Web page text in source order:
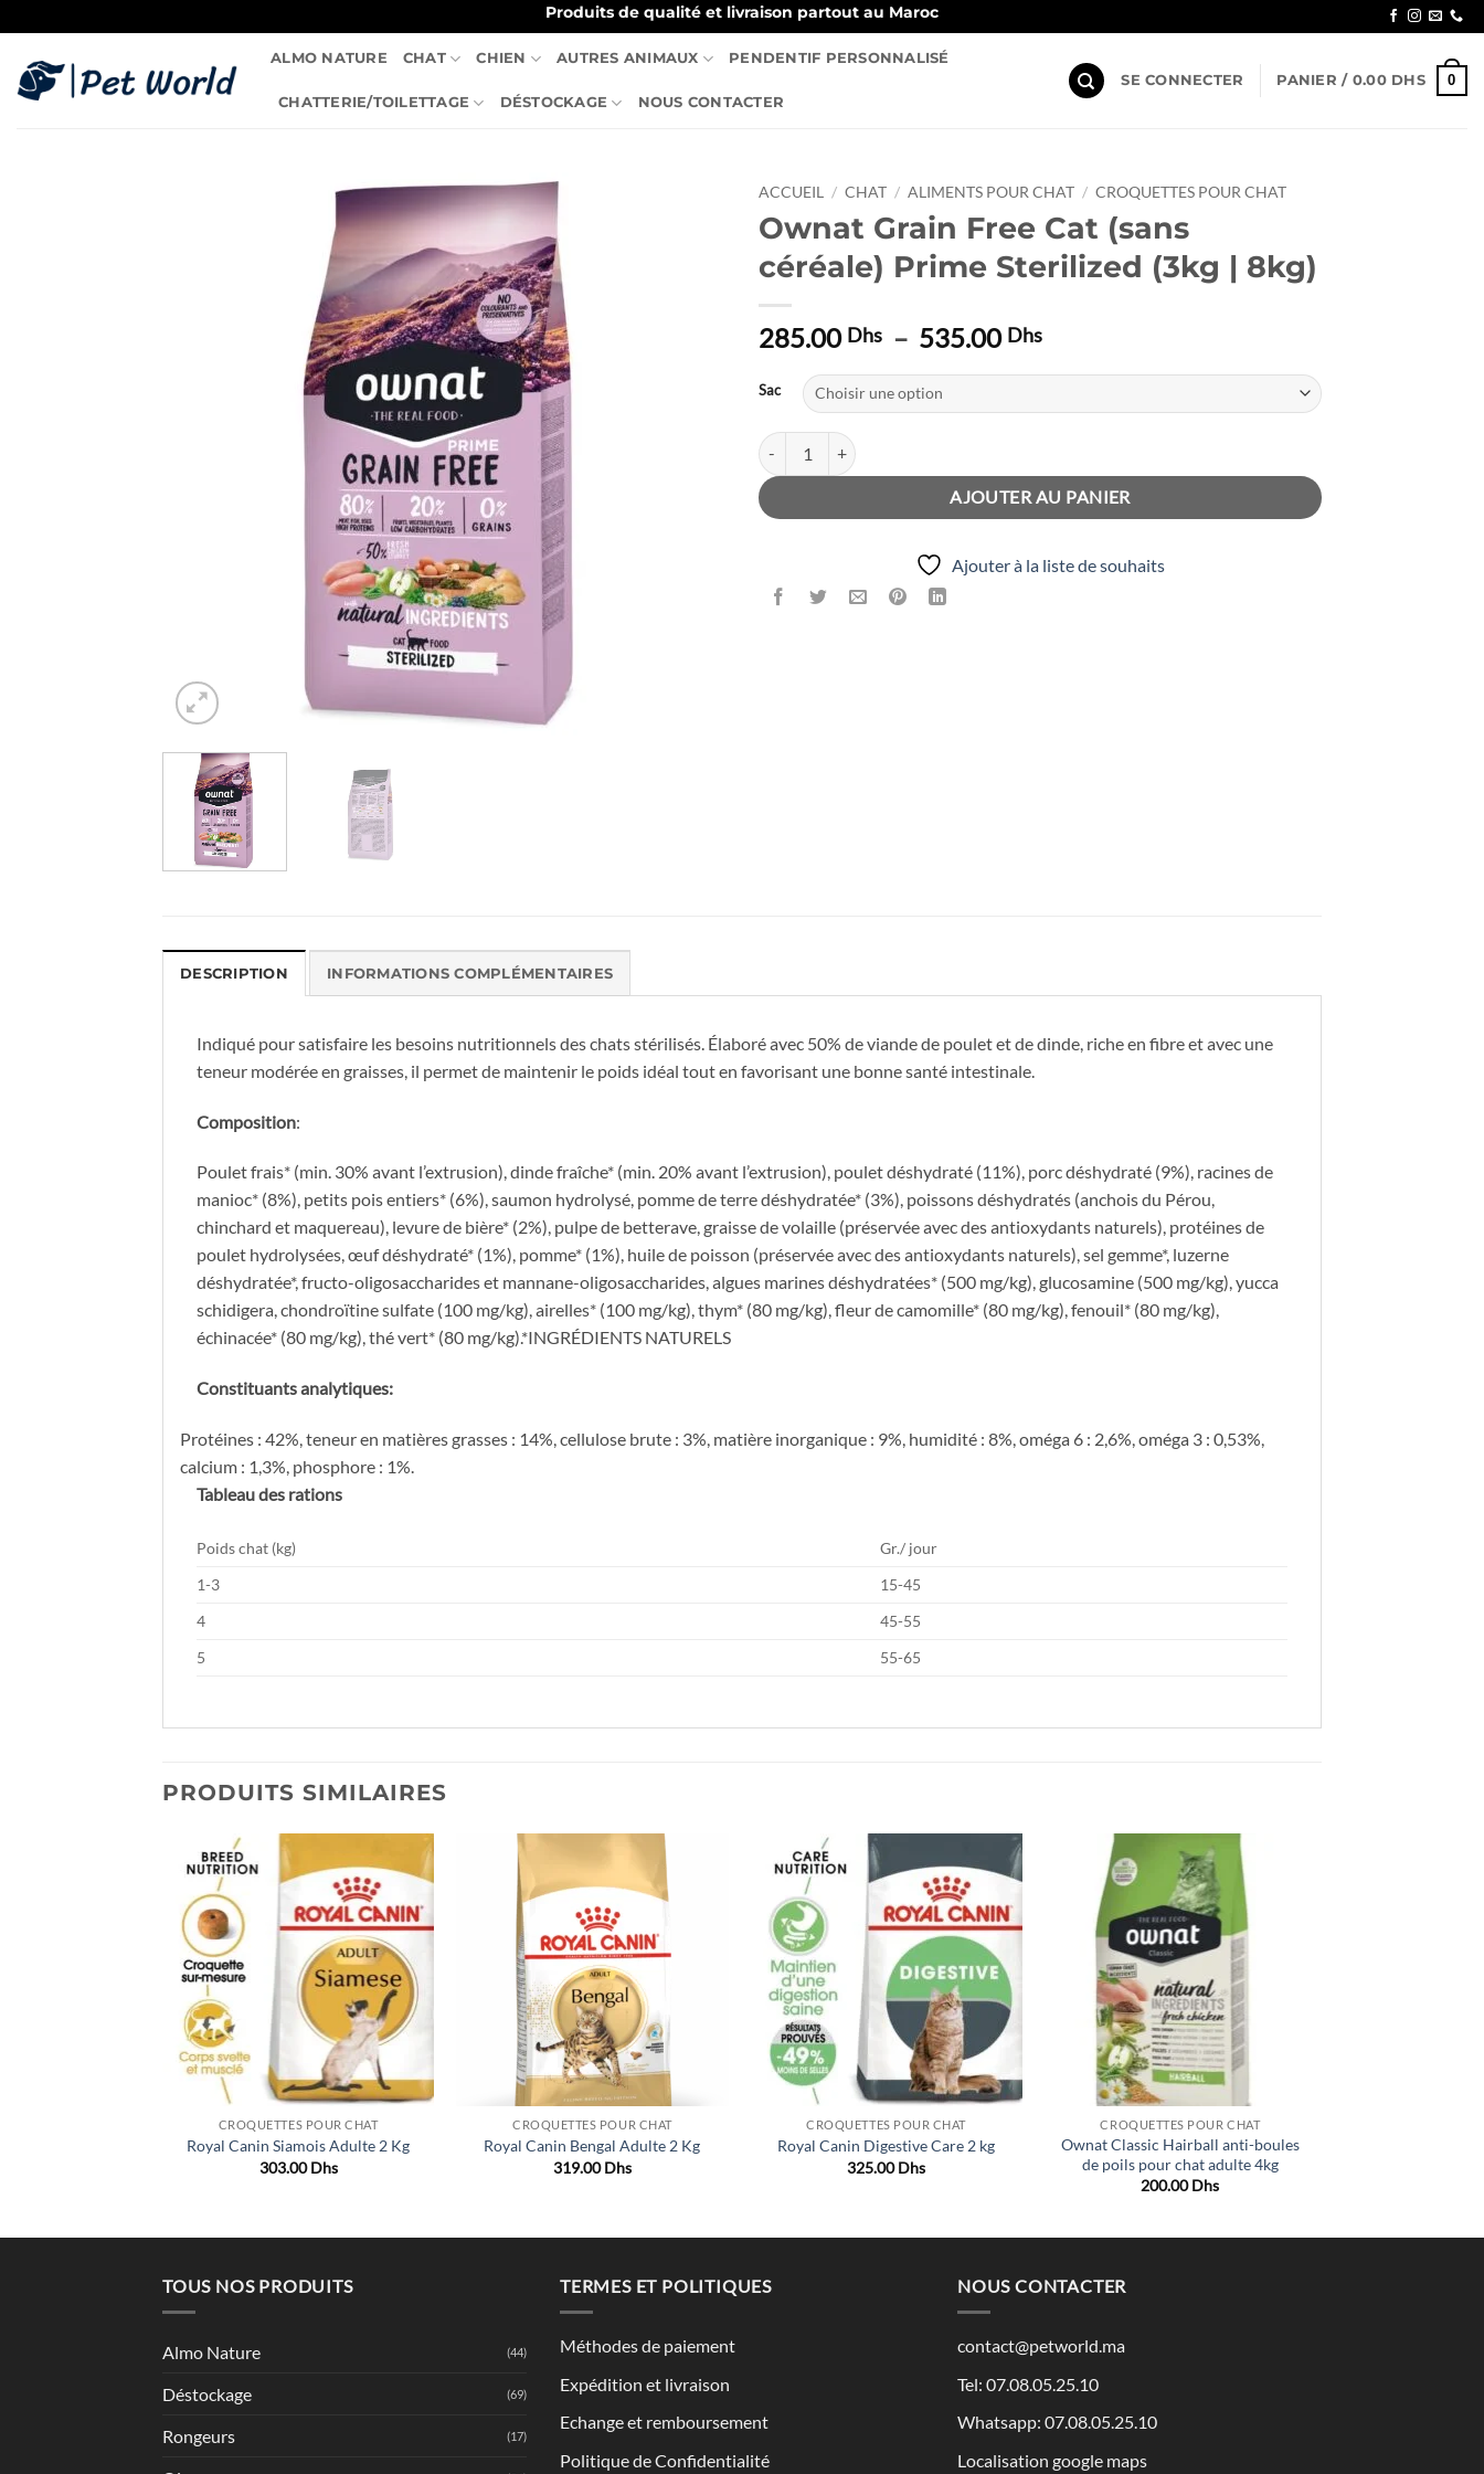
au
contenu
Produits de qualité et livraison partout au Maroc
ALMO NATURE CHAT CHIEN AUTRES ANIMAUX PENDENTIF PERSONNALISÉ
CHATTERIE/TOILETTAGE DÉSTOCKAGE NOUS CONTACTER
SE CONNECTER PANIER / 0.00 DHS 0
ACCUEIL / CHAT / ALIMENTS POUR CHAT / CROQUETTES POUR CHAT
Ownat Grain Free Cat (sans
céréale) Prime Sterilized (3kg | 8kg)
285.00 Dhs – 535.00 DhsPlage
285.00 Dhs
535.00 Dhs
Sac
quantité de Ownat Grain Free Cat (sans céréale) Prime Sterilized (3kg | 8kg)
AJOUTER AU PANIER
Ajouter à la liste de souhaits
DESCRIPTION INFORMATIONS COMPLÉMENTAIRES
Indiqué pour satisfaire les besoins nutritionnels des chats stérilisés. Élaboré avec 50% de viande de poulet et de dinde, riche en fibre et avec une
teneur modérée en graisses, il permet de maintenir le poids idéal tout en favorisant une bonne santé intestinale.
Composition:
Poulet frais* (min. 30% avant l’extrusion), dinde fraîche* (min. 20% avant l’extrusion), poulet déshydraté (11%), porc déshydraté (9%), racines de
manioc* (8%), petits pois entiers* (6%), saumon hydrolysé, pomme de terre déshydratée* (3%), poissons déshydratés (anchois du Pérou,
chinchard et maquereau), levure de bière* (2%), pulpe de betterave, graisse de volaille (préservée avec des antioxydants naturels), protéines de
poulet hydrolysées, œuf déshydraté* (1%), pomme* (1%), huile de poisson (préservée avec des antioxydants naturels), sel gemme*, luzerne
déshydratée*, fructo-oligosaccharides et mannane-oligosaccharides, algues marines déshydratées* (500 mg/kg), glucosamine (500 mg/kg), yucca
schidigera, chondroïtine sulfate (100 mg/kg), airelles* (100 mg/kg), thym* (80 mg/kg), fleur de camomille* (80 mg/kg), fenouil* (80 mg/kg),
échinacée* (80 mg/kg), thé vert* (80 mg/kg).*INGRÉDIENTS NATURELS
Constituants analytiques:
Protéines : 42%, teneur en matières grasses : 14%, cellulose brute : 3%, matière inorganique : 9%, humidité : 8%, oméga 6 : 2,6%, oméga 3 : 0,53%,
calcium : 1,3%, phosphore : 1%.
Tableau des rations
Poids chat (kg)
Gr./ jour
1-3
15-45
4
45-55
5
55-65
PRODUITS SIMILAIRES
Ajouter
à la liste
de
souhaits
CROQUETTES POUR CHAT
Royal Canin Siamois Adulte 2 Kg
303.00Dhs
Ajouter
CROQUETTES POUR CHAT
Royal Canin Bengal Adulte 2 Kg
319.00Dhs
Ajouter
à la liste
de
souhaits
CROQUETTES POUR CHAT
Royal Canin Digestive Care 2 kg
325.00Dhs
CROQUETTES POUR CHAT
Ownat Classic Hairball anti-boules
de poils pour chat adulte 4kg
200.00Dhs
TOUS NOS PRODUITS
Almo Nature (44)
Déstockage (69)
Rongeurs (17)
TERMES ET POLITIQUES
Méthodes de paiement
Expédition et livraison
Echange et remboursement
Politique de Confidentialité
NOUS CONTACTER
contact@petworld.ma
Tel: 07.08.05.25.10
Whatsapp: 07.08.05.25.10
Localisation google maps